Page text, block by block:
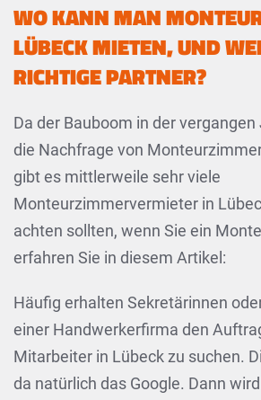
WO KANN MAN
LÜBECK MIETEN, UND
RICHTIGE PARTNER?
Da der Bauboom in der
die Nachfrage von
gibt es mittlerweile sehr viele
Monteurzimmervermieter in
achten sollten, wenn Sie ein
erfahren Sie in diesem Artikel:
Häufig erhalten Sekretärinnen
einer Handwerkerfirma den
Mitarbeiter in Lübeck zu suchen.
da natürlich das Google. Dann